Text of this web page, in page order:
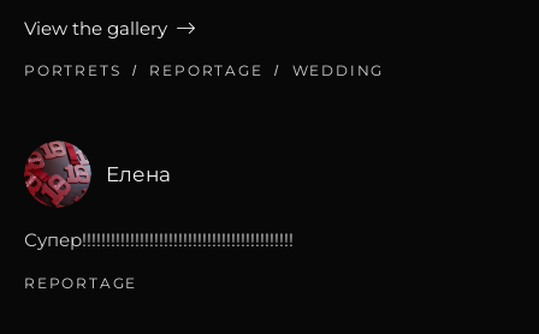
View the gallery
PORTRETS REPORTAGE WEDDING
Елена
Супер!!!!!!!!!!!!!!!!!!!!!!!!!!!!!!!!!!!!!!!!!!!!
REPORTAGE